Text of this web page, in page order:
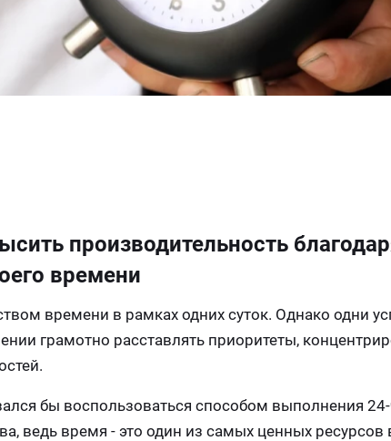
производительность
времени
времени в рамках одних суток. Однако одни
грамотно расставлять приоритеты,
бы воспользоваться способом выполнения
ведь время - это один из самых ценных